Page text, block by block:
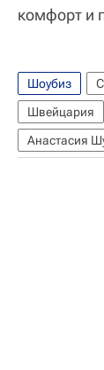
комфорт и
Шоубиз
Швейцария
Анастасия